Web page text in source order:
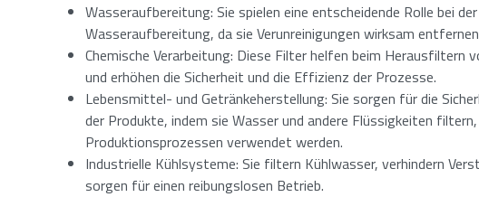
E-
Mail
Anti-Spam(erforderlich)
Bitte gib eine Zahl von13 bis
Wasseraufbereitung: Sie spielen eine entscheidende Rolle bei der
Wasseraufbereitung, da sie Verunreinigungen wirksam
Chemische Verarbeitung: Diese Filter helfen beim Herausfiltern
und erhöhen die Sicherheit und die Effizienz der Prozesse.
Lebensmittel- und Getränkeherstellung: Sie sorgen für die
der Produkte, indem sie Wasser und andere Flüssigkeiten filtern,
Produktionsprozessen verwendet werden.
Industrielle Kühlsysteme: Sie filtern Kühlwasser, verhindern
sorgen für einen reibungslosen Betrieb.